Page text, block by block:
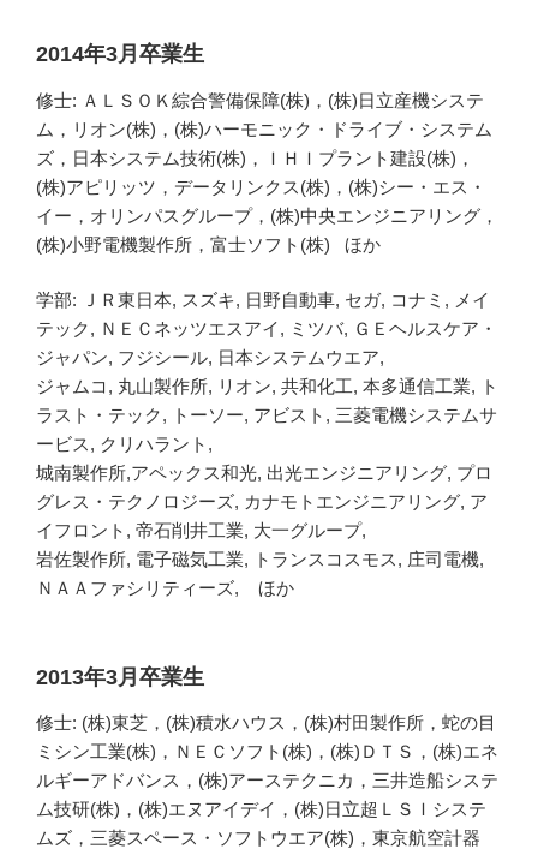
2014年3月卒業生
修士: ＡＬＳＯＫ綜合警備保障(株)，(株)日立産機システ
ム，リオン(株)，(株)ハーモニック・ドライブ・システム
ズ，日本システム技術(株)，ＩＨＩプラント建設(株)，
(株)アピリッツ，データリンクス(株)，(株)シー・エス・
イー，オリンパスグループ，(株)中央エンジニアリング，
(株)小野電機製作所，富士ソフト(株) ほか
学部: ＪＲ東日本, スズキ, 日野自動車, セガ, コナミ, メイ
テック, ＮＥＣネッツエスアイ, ミツバ, ＧＥヘルスケア・
ジャパン, フジシール, 日本システムウエア,
ジャムコ, 丸山製作所, リオン, 共和化工, 本多通信工業, ト
ラスト・テック, トーソー, アビスト, 三菱電機システムサ
ービス, クリハラント,
城南製作所,アペックス和光, 出光エンジニアリング, プロ
グレス・テクノロジーズ, カナモトエンジニアリング, ア
イフロント, 帝石削井工業, 大一グループ,
岩佐製作所, 電子磁気工業, トランスコスモス, 庄司電機,
ＮＡＡファシリティーズ, ほか
2013年3月卒業生
修士: (株)東芝，(株)積水ハウス，(株)村田製作所，蛇の目
ミシン工業(株)，ＮＥＣソフト(株)，(株)ＤＴＳ，(株)エネ
ルギーアドバンス，(株)アーステクニカ，三井造船システ
ム技研(株)，(株)エヌアイデイ，(株)日立超ＬＳＩシステ
ムズ，三菱スペース・ソフトウエア(株)，東京航空計器